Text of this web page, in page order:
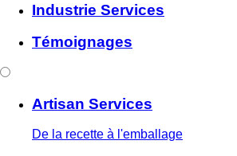
Industrie Services
Témoignages
Artisan Services
De la recette à l'emballage